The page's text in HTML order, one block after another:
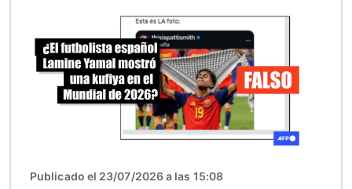
Publicado el 23/07/2026 a las 15:08